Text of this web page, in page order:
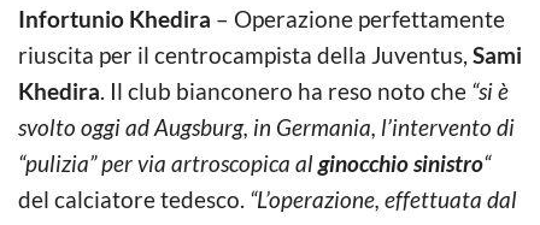
Infortunio Khedira – Operazione perfettamente
riuscita per il centrocampista della Juventus, Sami
Khedira. Il club bianconero ha reso noto che “si è
svolto oggi ad Augsburg, in Germania, l’intervento di
“pulizia” per via artroscopica alginocchio sinistro“
del calciatore tedesco. “L’operazione, effettuata dal